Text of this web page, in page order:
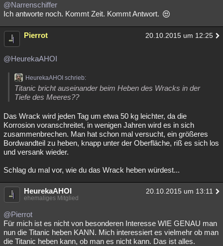
Musik Clash Verbesserungen Allmystery
Übersichten
Besucht
Lesenswert
@Narrenschiffer
Ich antworte noch. Kommt Zeit. Kommt Antwort.
Pierrot 20.10.2015 um 12:25
@HeurekaAHOI
HeurekaAHOI schrieb:
Titanic bricht auseinander beim Heben des Wracks in der
Tiefe des Meeres??
Das Wrack wird jeden Tag um etwa 50 kg leichter, da die
Korrosion voranschreitet, in wenigen Jahren wird es in sich
zusammenbrechen. Man hat schon mal versucht, ein größeres
Bordwandteil zu heben, knapp unter der Oberfläche, riß es sich los
und versank wieder.
Schlag du mal vor, wie du das Wrack heben würdest...
HeurekaAHOI 20.10.2015 um 13:11
ehemaliges Mitglied
@Pierrot
Für mich ist es nicht von besonderen Interesse WIE GENAU man
nun die Titanic heben KANN. Mich interessiert es vielmehr ob man
die Titanic heben kann, ob man es nicht kann. Das ist alles.